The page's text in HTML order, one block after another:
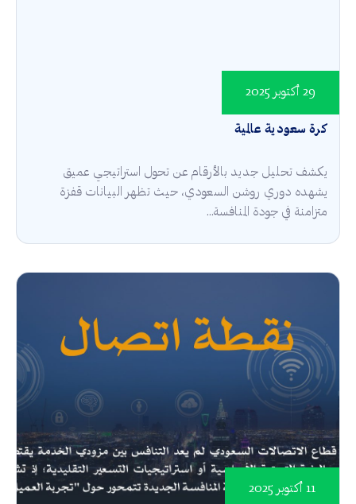
كرة سعودية عالمية
29 أكتوبر 2025
يكشف تحليل جديد بالأرقام عن تحول استراتيجي عميق
يشهده دوري روشن السعودي، حيث تظهر البيانات قفزة
متزامنة في جودة المنافسة...
11 أكتوبر 2025